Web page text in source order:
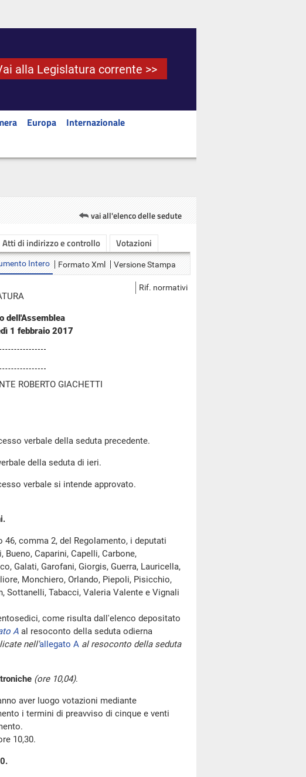
alla Legislatura corrente >>
Europa
Internazionale
vai all'elenco delle sedute
Atti di indirizzo e controllo Votazioni
Intero Formato Xml Versione Stampa
Rif. normativi
dell'Assemblea
1 febbraio 2017
ROBERTO GIACHETTI
verbale della seduta precedente.
della seduta di ieri.
verbale si intende approvato.
comma 2, del Regolamento, i deputati
Caparini, Capelli, Carbone,
Galati, Garofani, Giorgis, Guerra, Lauricella,
Monchiero, Orlando, Piepoli, Pisicchio,
Sottanelli, Tabacci, Valeria Valente e Vignali
come risulta dall'elenco depositato
A al resoconto della seduta odierna
nell'allegato A al resoconto della seduta
(ore 10,04).
aver luogo votazioni mediante
i termini di preavviso di cinque e venti
10,30.